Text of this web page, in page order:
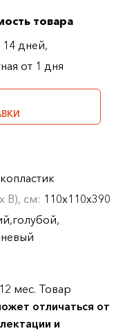
товара
дней,
от 1 дня
В), см: 110х110х390
мес. Товар
отличаться от
и